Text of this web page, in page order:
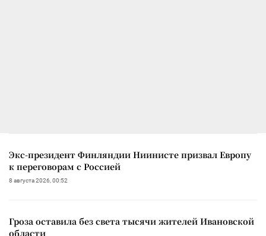
Экс-президент Финляндии Ниинисте призвал Европу
к переговорам с Россией
8 августа 2026, 00:52
Гроза оставила без света тысячи жителей Ивановской
области